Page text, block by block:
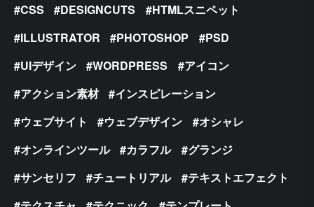
CSS DESIGNCUTS
HTMLスニペット
ILLUSTRATOR
PHOTOSHOP
PSD
UIデザイン
WORDPRESS
アイコン
アクション素材
インスピレーション
ウェブサイト
ウェブデザイン
オシャレ
オンラインツール
カラフル
グランジ
サンセリフ
チュートリアル
テキストエフェクト